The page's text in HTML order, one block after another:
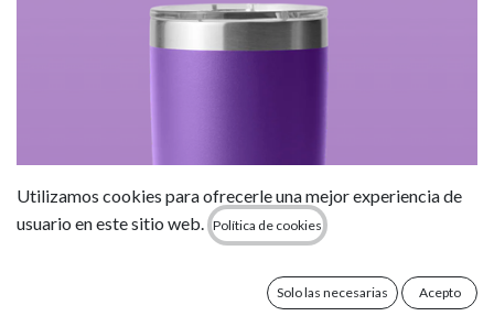
Utilizamos cookies para ofrecerle una mejor experiencia de
usuario en este sitio web.
Política de cookies
Solo las necesarias Acepto